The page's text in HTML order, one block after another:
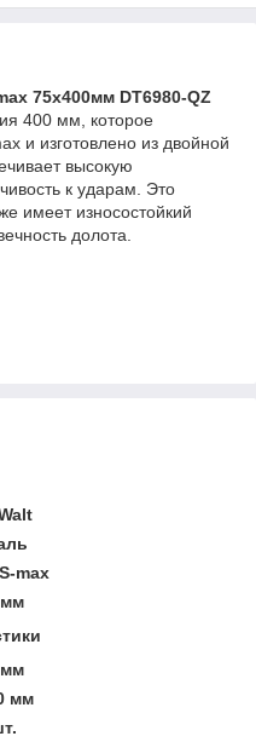
75х400мм DT6980-QZ
400 мм, которое
и изготовлено из двойной
высокую
к ударам. Это
имеет износостойкий
долота.
max
мм
мм